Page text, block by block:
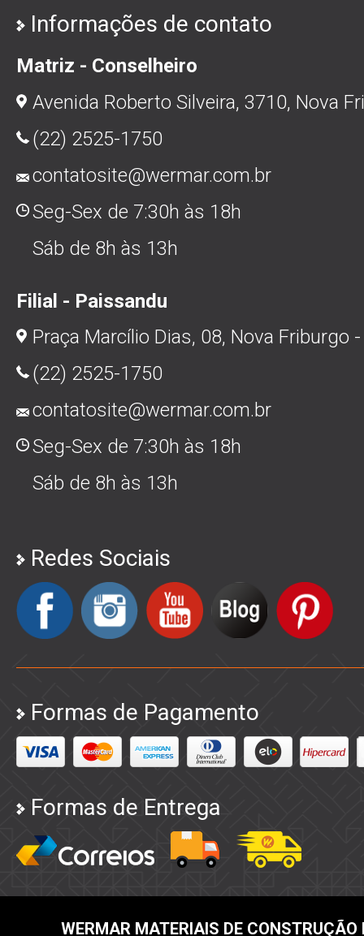
Informações de contato
Matriz - Conselheiro
Avenida Roberto Silveira, 3710, Nova
(22) 2525-1750
contatosite@wermar.com.br
Seg-Sex de 7:30h às 18h
Sáb de 8h às 13h
Filial - Paissandu
Praça Marcílio Dias, 08, Nova Friburgo
(22) 2525-1750
contatosite@wermar.com.br
Seg-Sex de 7:30h às 18h
Sáb de 8h às 13h
Redes Sociais
Formas de Pagamento
Formas de Entrega
WERMAR MATERIAIS DE CONSTRUÇÃO